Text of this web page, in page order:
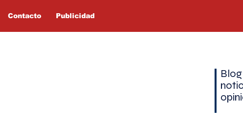
Contacto Publicidad